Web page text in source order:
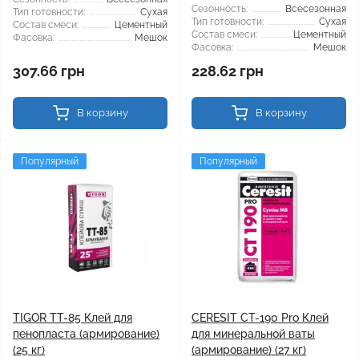
Тип готовности:
Сухая
Состав смеси:
Цементный
Фасовка:
Мешок
307.66 грн
В корзину
Сезонность:
Всесезонная
Тип готовности:
Сухая
Состав смеси:
Цементный
Фасовка:
Мешок
228.62 грн
В корзину
Популярный
TIGOR TT-85 Клей для
пенопласта (армирование)
(25 кг)
Популярный
CERESIT CT-190 Pro Клей
для минеральной ваты
(армирование) (27 кг)